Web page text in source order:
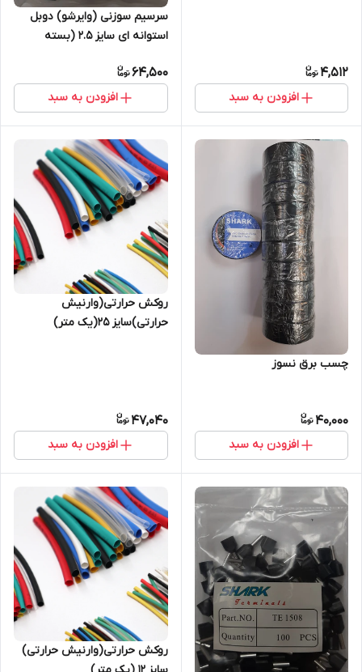
4,512
افزودن به سبد
سرسیم سوزنی (وایرشو) دوبل
استوانه ای سایز 2.5 (بسته
64,500
افزودن به سبد
چسب برق نسوز
40,000
افزودن به سبد
روکش حرارتی(وارنیش
حرارتی)سایز 25(یک متر)
47,040
افزودن به سبد
روکش حرارتی(وارنیش حرارتی)